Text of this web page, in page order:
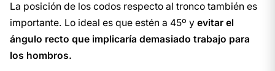
La posición de los codos respecto al tronco también es
importante. Lo ideal es que estén a 45º y evitar el
ángulo recto que implicaría demasiado trabajo para
los hombros.